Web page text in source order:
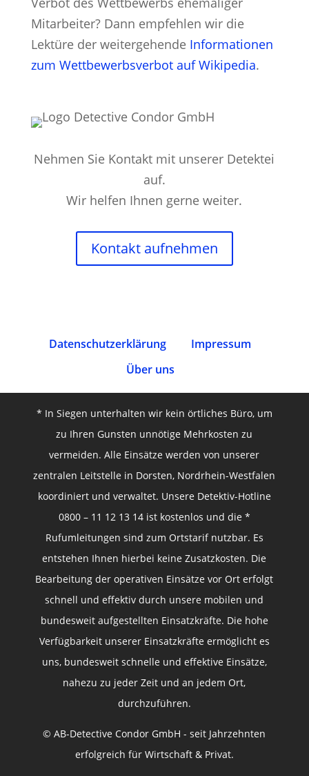
Mitarbeiter? Dann empfehlen wir die
Lektüre der weitergehende Informationen
zum Wettbewerbsverbot auf Wikipedia.
Nehmen Sie Kontakt mit unserer Detektei
auf.
Wir helfen Ihnen gerne weiter.
Kontakt aufnehmen
Datenschutz­erklärung
Impressum
Über uns
* In Siegen unterhalten wir kein örtliches Büro, um
zu Ihren Gunsten unnötige Mehrkosten zu
vermeiden. Alle Einsätze werden von unserer
zentralen Leitstelle in Dorsten, Nordrhein-Westfalen
koordiniert und verwaltet. Unsere Detektiv-Hotline
0800 – 11 12 13 14 ist kostenlos und die *
Rufumleitungen sind zum Ortstarif nutzbar. Es
entstehen Ihnen hierbei keine Zusatzkosten. Die
Bearbeitung der operativen Einsätze vor Ort erfolgt
schnell und effektiv durch unsere mobilen und
bundesweit aufgestellten Einsatzkräfte. Die hohe
Verfügbarkeit unserer Einsatzkräfte ermöglicht es
uns, bundesweit schnelle und effektive Einsätze,
nahezu zu jeder Zeit und an jedem Ort,
durchzuführen.
© AB-Detective Condor GmbH - seit Jahrzehnten
erfolgreich für Wirtschaft & Privat.